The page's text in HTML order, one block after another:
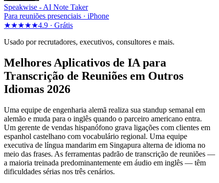
Speakwise - AI Note Taker
Para reuniões presenciais · iPhone
★★★★★4.9 · Grátis
Usado por recrutadores, executivos, consultores e mais.
Melhores Aplicativos de IA para
Transcrição de Reuniões em Outros
Idiomas 2026
Uma equipe de engenharia alemã realiza sua standup semanal em
alemão e muda para o inglês quando o parceiro americano entra.
Um gerente de vendas hispanófono grava ligações com clientes em
espanhol castelhano com vocabulário regional. Uma equipe
executiva de língua mandarim em Singapura alterna de idioma no
meio das frases. As ferramentas padrão de transcrição de reuniões —
a maioria treinada predominantemente em áudio em inglês — têm
dificuldades sérias nos três cenários.